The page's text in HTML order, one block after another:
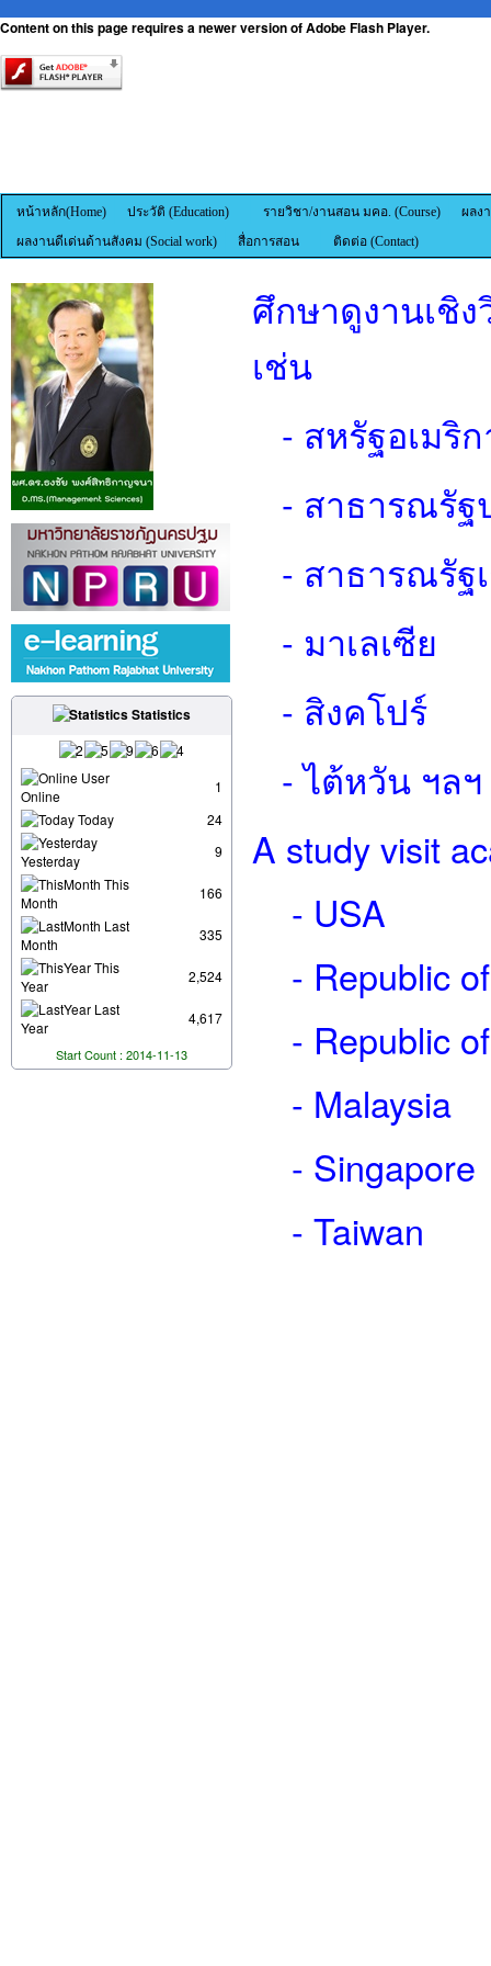
Content on this page requires a newer version of Adobe Flash Player.
หน้าหลัก(Home) ประวัติ (Education) รายวิชา/งานสอน มคอ. (Course)
ผลง
ผลงานดีเด่นด้านสังคม (Social work)
สื่อการสอน ติดต่อ (Contact)
Statistics
User
Online
1
Today
24
Yesterday
9
This
Month
166
Last
Month
335
This
Year
2,524
Last
Year
4,617
Start Count : 2014-11-13
ศึกษาดูงานเชิ
เช่น
- สหรัฐอเมริ
- สาธารณรัฐ
- สาธารณรัฐ
- มาเลเซีย
- สิงคโปร์
- ไต้หวัน ฯลฯ
A study visit
- USA
- Republic
- Republic
- Malaysia
- Singapore
- Taiwan